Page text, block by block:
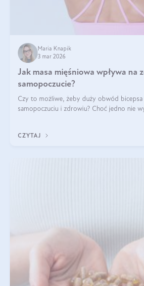
Maria Knapik
3 mar 2026
Jak masa mięśniowa wpływa na
samopoczucie?
Czy to możliwe, żeby duży obwód
samopoczuciu i zdrowiu? Choć jedno nie
wyjaśnimy.
CZYTAJ